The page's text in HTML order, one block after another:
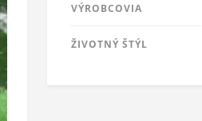
VÝROBCOVIA
ŽIVOTNÝ ŠTÝL